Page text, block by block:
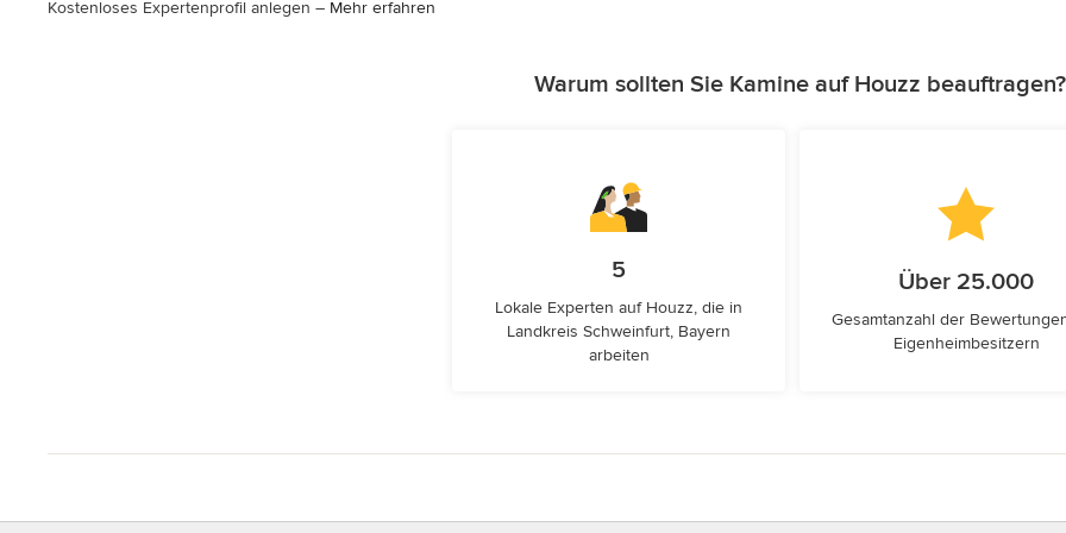
Kostenloses Expertenprofil anlegen – Mehr erfahren
Warum sollten Sie Kamine auf Houzz beauftragen?
5
Lokale Experten auf Houzz, die in
Landkreis Schweinfurt, Bayern
arbeiten
Über 25.000
Gesamtanzahl der
Eigenheimbesitzern